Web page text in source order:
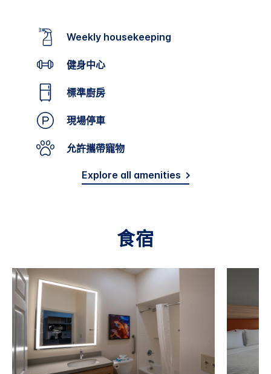
Weekly housekeeping
健身中心
標準廚房
現場停車
允許攜帶寵物
Explore all amenities
食宿